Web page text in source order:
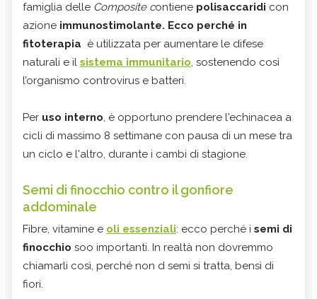
famiglia delle Composite contiene polisaccaridi con
azione immunostimolante. Ecco perché in
fitoterapia è utilizzata per aumentare le difese
naturali e il sistema immunitario, sostenendo così
l’organismo controvirus e batteri.
Per uso interno, è opportuno prendere l'echinacea a
cicli di massimo 8 settimane con pausa di un mese tra
un ciclo e l'altro, durante i cambi di stagione.
Semi di finocchio contro il gonfiore
addominale
Fibre, vitamine e oli essenziali: ecco perché i semi di
finocchio soo importanti. In realtà non dovremmo
chiamarli così, perché non d semi si tratta, bensì di
fiori.